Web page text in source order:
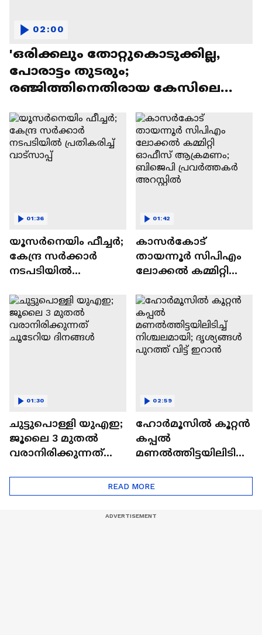
'ഒരിക്കലും തോറ്റുകൊടുക്കില്ല,
പോരാട്ടം തുടരും;
രഞ്ജിത്തിനെതിരായ കേസിലെ
02:00
യൂസർനെയിം ഫീച്ചർ;
കേന്ദ്ര സർക്കാർ
നടപടിയിൽ
01:36
കാസർകോട്
തായന്നൂർ സിപിഎം
ലോക്കൽ കമ്മിറ്റി
ബിജെപി
പ്രവർത്തകർ
അറസ്റ്റിൽ
01:42
ചുട്ടുപൊള്ളി യുഎഇ;
ജൂലൈ 3 മുതൽ
വരാനിരിക്കുന്നത്
01:30
ഹോർമൂസിൽ കൂറ്റൻ
കപ്പൽ
മണൽത്തിട്ടയിലിടിച്ച്
ദൃശ്യങ്ങൾ പുറത്ത്
വിട്ട് ഇറാൻ
02:59
READ MORE